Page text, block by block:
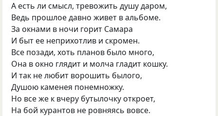
А есть ли смысл, тревожить душу даром,
Ведь прошлое давно живет в альбоме.
За окнами в ночи горит Самара
И быт ее неприхотлив и скромен.
Все позади, хоть планов было много,
Она в окно глядит и молча гладит кошку.
И так не любит ворошить былого,
Душою каменея понемножку.
Но все же к вчеру бутылочку откроет,
На бой курантов не ровняясь вовсе.